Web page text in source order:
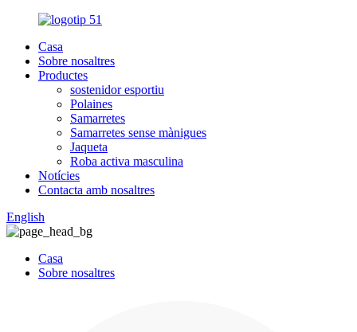
Casa
Sobre nosaltres
Productes
sostenidor esportiu
Polaines
Samarretes
Samarretes sense mànigues
Jaqueta
Roba activa masculina
Notícies
Contacta amb nosaltres
English
Casa
Sobre nosaltres